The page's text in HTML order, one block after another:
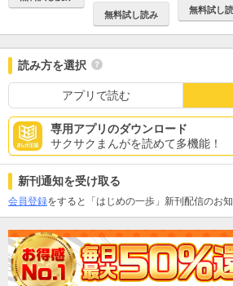
無料試し読み 無料試し
読み方を選択
アプリで読む
専用アプリのダウンロード
サクサクまんがを読めて多機能！
新刊通知を受け取る
会員登録をすると「はじめの一歩」新刊配信のお